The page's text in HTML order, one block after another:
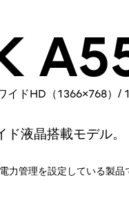
イドHD（1366×768）/
液晶搭載モデル。
管理を設定している製品